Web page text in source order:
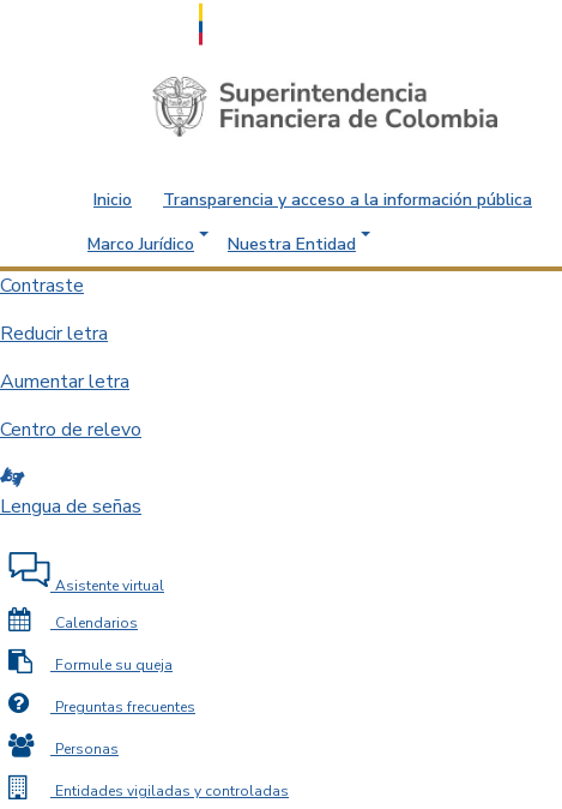
Saltar al contenido principal
Inicio Transparencia y acceso a la información pública
Marco Jurídico
Nuestra Entidad
Contraste
Reducir letra
Aumentar letra
Centro de relevo
Lengua de señas
Asistente virtual
Calendarios
Formule su queja
Preguntas frecuentes
Personas
Entidades vigiladas y controladas